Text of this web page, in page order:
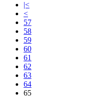
|<
<
57
58
59
60
61
62
63
64
65